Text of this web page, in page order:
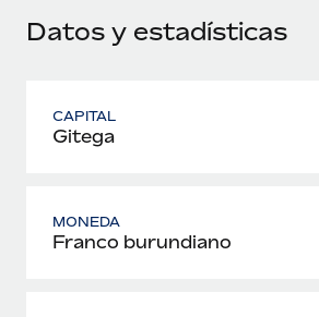
Datos y estadísticas
CAPITAL
Gitega
MONEDA
Franco burundiano